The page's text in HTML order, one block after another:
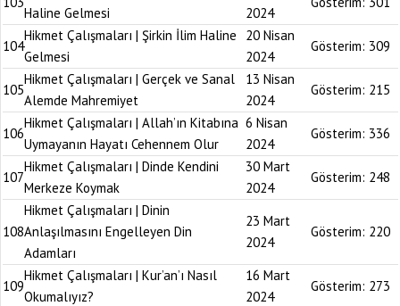
Haline Gelmesi
2024
104
Hikmet Çalışmaları | Şirkin İlim Haline
Gelmesi
20 Nisan
2024
Gösterim: 309
105
Hikmet Çalışmaları | Gerçek ve Sanal
Alemde Mahremiyet
13 Nisan
2024
Gösterim: 215
106
Hikmet Çalışmaları | Allah’ın Kitabına
Uymayanın Hayatı Cehennem Olur
6 Nisan
2024
Gösterim: 336
107
Hikmet Çalışmaları | Dinde Kendini
Merkeze Koymak
30 Mart
2024
Gösterim: 248
108
Hikmet Çalışmaları | Dinin
Anlaşılmasını Engelleyen Din
Adamları
23 Mart
2024
Gösterim: 220
109
Hikmet Çalışmaları | Kur’an’ı Nasıl
Okumalıyız?
16 Mart
2024
Gösterim: 273